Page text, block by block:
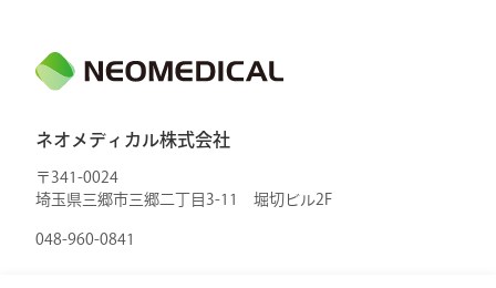
ネオメディカル株式会社
〒341-0024
埼玉県三郷市三郷二丁目3-11 堀切ビル2F
048-960-0841